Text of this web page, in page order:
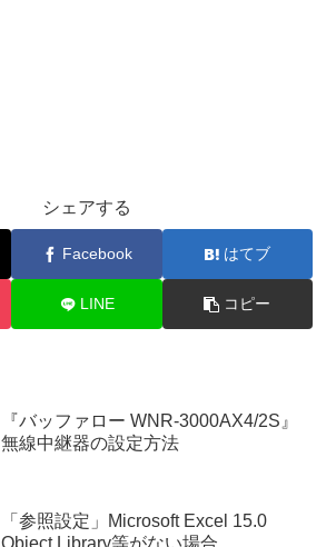
シェアする
Facebook はてブ
LINE コピー
『バッファロー WNR-3000AX4/2S』
無線中継器の設定方法
「参照設定」Microsoft Excel 15.0